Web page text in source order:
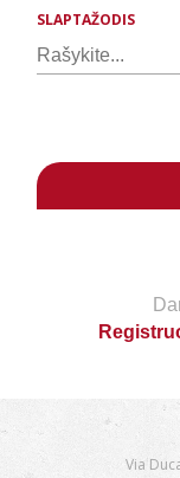
SLAPTAŽODIS
Via